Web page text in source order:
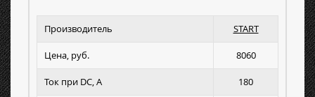
Производитель START
Цена, руб. 8060
Ток при DC, А 180